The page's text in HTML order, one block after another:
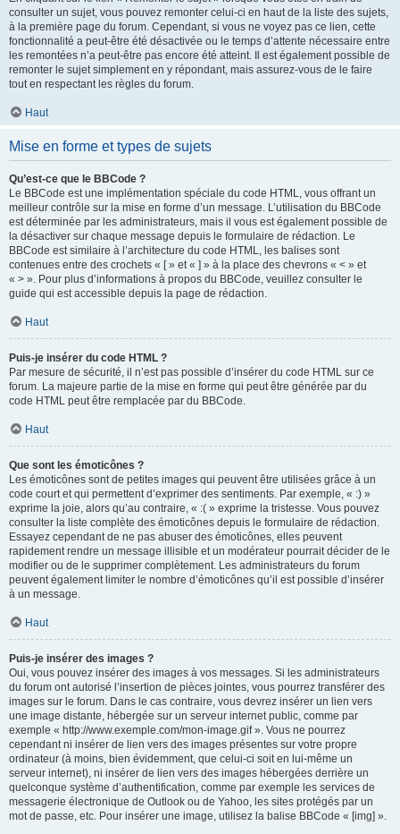
consulter un sujet, vous pouvez remonter celui-ci en haut de la liste des sujets,
à la première page du forum. Cependant, si vous ne voyez pas ce lien, cette
fonctionnalité a peut-être été désactivée ou le temps d’attente nécessaire entre
les remontées n’a peut-être pas encore été atteint. Il est également possible de
remonter le sujet simplement en y répondant, mais assurez-vous de le faire
tout en respectant les règles du forum.
Haut
Mise en forme et types de sujets
Qu’est-ce que le BBCode ?
Le BBCode est une implémentation spéciale du code HTML, vous offrant un
meilleur contrôle sur la mise en forme d’un message. L’utilisation du BBCode
est déterminée par les administrateurs, mais il vous est également possible de
la désactiver sur chaque message depuis le formulaire de rédaction. Le
BBCode est similaire à l’architecture du code HTML, les balises sont
contenues entre des crochets « [ » et « ] » à la place des chevrons « < » et
« > ». Pour plus d’informations à propos du BBCode, veuillez consulter le
guide qui est accessible depuis la page de rédaction.
Haut
Puis-je insérer du code HTML ?
Par mesure de sécurité, il n’est pas possible d’insérer du code HTML sur ce
forum. La majeure partie de la mise en forme qui peut être générée par du
code HTML peut être remplacée par du BBCode.
Haut
Que sont les émoticônes ?
Les émoticônes sont de petites images qui peuvent être utilisées grâce à un
code court et qui permettent d’exprimer des sentiments. Par exemple, « :) »
exprime la joie, alors qu’au contraire, « :( » exprime la tristesse. Vous pouvez
consulter la liste complète des émoticônes depuis le formulaire de rédaction.
Essayez cependant de ne pas abuser des émoticônes, elles peuvent
rapidement rendre un message illisible et un modérateur pourrait décider de le
modifier ou de le supprimer complètement. Les administrateurs du forum
peuvent également limiter le nombre d’émoticônes qu’il est possible d’insérer
à un message.
Haut
Puis-je insérer des images ?
Oui, vous pouvez insérer des images à vos messages. Si les administrateurs
du forum ont autorisé l’insertion de pièces jointes, vous pourrez transférer des
images sur le forum. Dans le cas contraire, vous devrez insérer un lien vers
une image distante, hébergée sur un serveur internet public, comme par
exemple « http://www.exemple.com/mon-image.gif ». Vous ne pourrez
cependant ni insérer de lien vers des images présentes sur votre propre
ordinateur (à moins, bien évidemment, que celui-ci soit en lui-même un
serveur internet), ni insérer de lien vers des images hébergées derrière un
quelconque système d’authentification, comme par exemple les services de
messagerie électronique de Outlook ou de Yahoo, les sites protégés par un
mot de passe, etc. Pour insérer une image, utilisez la balise BBCode « [img] ».